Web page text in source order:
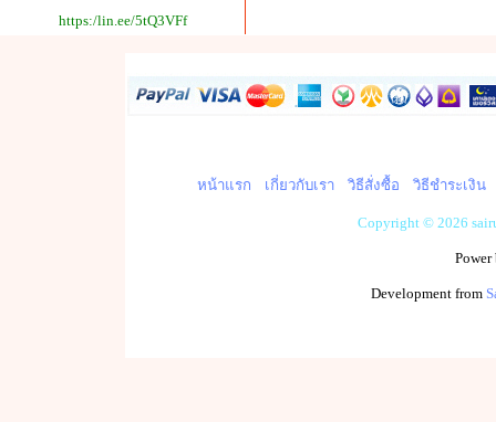
https:/lin.ee/5tQ3VFf
หน้าแรก เกี่ยวกับเรา วิธีสั่งซื้อ วิธีชำระเงิน
Copyright © 2026
Development from